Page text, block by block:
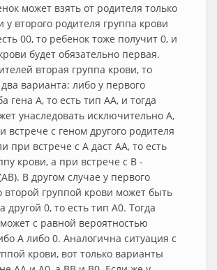
может взять от родителя только
у второго родителя группа крови
00, то ребенок тоже получит 0, и
будет обязательно первая.
вторая группа крови, то
варианта: либо у первого
гена А, то есть тип АА, и тогда
унаследовать исключительно А,
встрече с геном другого родителя
при встрече с А даст АА, то есть
крови, а при встрече с В -
В другом случае у первого
второй группой крови может быть
другой 0, то есть тип А0. Тогда
с равной вероятностью
А либо 0. Аналогична ситуация с
крови, вот только варианты